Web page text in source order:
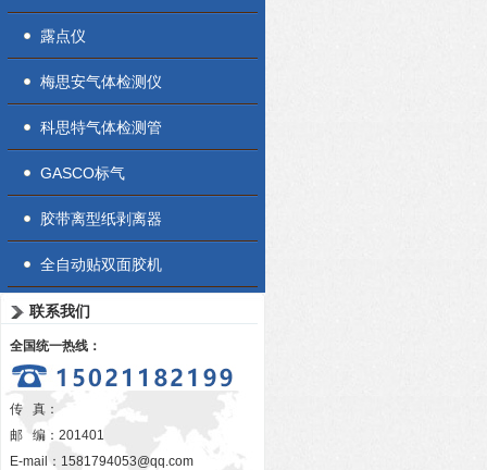
露点仪
梅思安气体检测仪
科思特气体检测管
GASCO标气
胶带离型纸剥离器
全自动贴双面胶机
联系我们
全国统一热线：
传 真：
邮 编：201401
E-mail： 1581794053@qq.com